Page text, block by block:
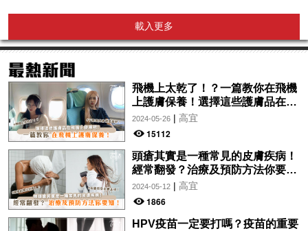
載入更多
飛機上太乾了！？一篇教你在飛機
上護膚保養！選擇這些護膚品在飛
機上使用吧！
2024-05-26| 高宜
15112
頭瘡其實是一種常見的皮膚疾病！
經常翻發？治療及預防方法你要
知！
2024-05-12| 高宜
1866
HPV疫苗一定要打嗎？疫苗的重要